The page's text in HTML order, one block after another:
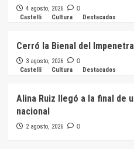
4 agosto, 2026 0
Castelli Cultura Destacados
Cerró la Bienal del
3 agosto, 2026 0
Castelli Cultura Destacados
Alina Ruiz llegó a la final de
nacional
2 agosto, 2026 0